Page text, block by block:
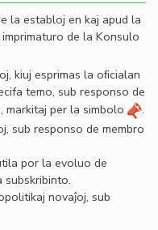
la establoj en kaj apud la
de la Konsulo
kiuj esprimas la oﬁcialan
temo, sub responso de
per la simbolo
.
sub responso de membro
por la evoluo de
subskribinto.
novaĵoj, sub